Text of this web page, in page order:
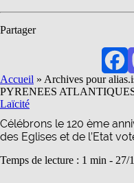
Partager
Accueil » Archives pour
PYRENEES
Laïcité
Célébrons le 120 ème
des Eglises et de l’Etat
Temps de lecture : 1 min - 27/